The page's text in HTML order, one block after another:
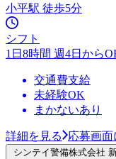
小平駅 徒歩5分
シフト
1日8時間 週4日から
交通費支給
未経験OK
まかないあり
詳細を見る 応募画面
シンテイ警備株式会社